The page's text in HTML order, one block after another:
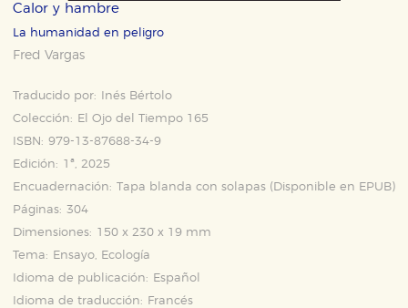
Calor y hambre
La humanidad en peligro
Fred Vargas
Traducido por:
Inés Bértolo
Colección:
El Ojo del Tiempo 165
ISBN: 979-13-87688-34-9
Edición: 1ª, 2025
Encuadernación: Tapa blanda con solapas (Disponible en EPUB)
Páginas: 304
Dimensiones: 150 x 230 x 19 mm
Tema:
Ensayo, Ecología
Idioma de publicación:
Español
Idioma de traducción:
Francés